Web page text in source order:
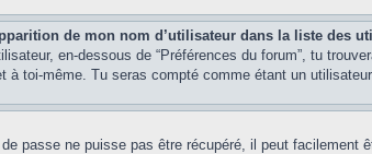
de mon nom d’utilisateur dans la liste des
en-dessous de “Préférences du forum”, tu
à toi-même. Tu seras compté comme étant un
passe ne puisse pas être récupéré, il peut facilement